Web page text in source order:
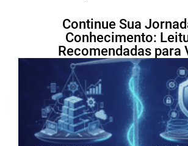
Continue Sua
Conhecimento:
Recomendadas para